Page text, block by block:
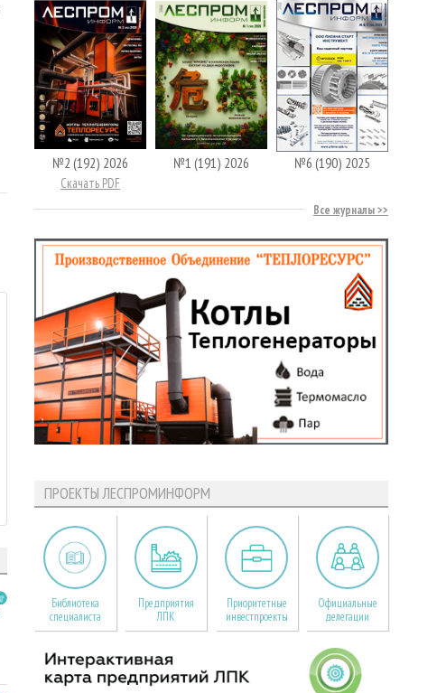
№2 (192) 2026
Скачать PDF
№1 (191) 2026 №6 (190) 2025
Все журналы
ПРОЕКТЫ ЛЕСПРОМИНФОРМ
Библиотека
специалиста
Предприятия
ЛПК
Приоритетные
инвестпроекты
Официальные
делегации